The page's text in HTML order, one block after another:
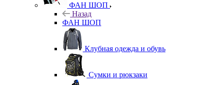
ФАН ШОП
Назад
ФАН ШОП
Клубная одежда и обувь
Сумки и рюкзаки